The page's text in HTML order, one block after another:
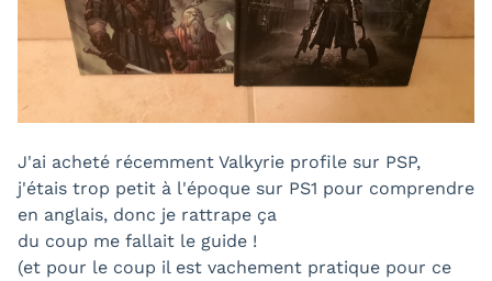
J'ai acheté récemment Valkyrie profile sur PSP,
j'étais trop petit à l'époque sur PS1 pour comprendre
en anglais, donc je rattrape ça
du coup me fallait le guide !
(et pour le coup il est vachement pratique pour ce